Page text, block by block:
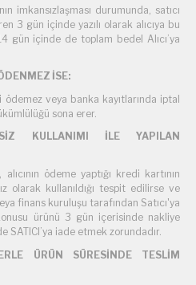
imkansızlaşması durumunda, satıcı
3 gün içinde yazılı olarak alıcıya bu
gün içinde de toplam bedel Alıcı’ya
İSE:
ödemez veya banka kayıtlarında iptal
sona erer.
KULLANIMI İLE YAPILAN
ödeme yaptığı kredi kartının
olarak kullanıldığı tespit edilirse ve
finans kuruluşu tarafından Satıcı'ya
ürünü 3 gün içerisinde nakliye
SATICI’ya iade etmek zorundadır.
ÜRÜN SÜRESİNDE TESLİM